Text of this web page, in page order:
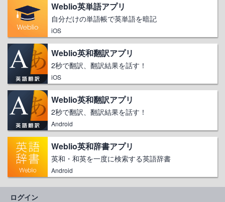
Weblio英単語アプリ
自分だけの単語帳で英単語を暗記
iOS
Weblio英和翻訳アプリ
2秒で翻訳、翻訳結果を話す！
iOS
Weblio英和翻訳アプリ
2秒で翻訳、翻訳結果を話す！
Android
Weblio英和辞書アプリ
英和・和英を一度に検索する英語辞書
Android
ログイン